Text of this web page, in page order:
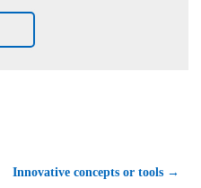
Innovative concepts or tools →